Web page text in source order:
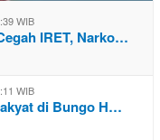
WIB
IRET, Narko…
WIB
di Bungo H…